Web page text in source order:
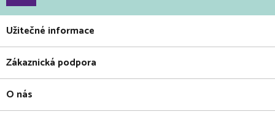
Užitečné informace
Zákaznická podpora
O nás